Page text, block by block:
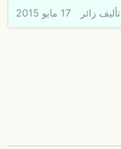
تأليف زائر 17 مايو 2015